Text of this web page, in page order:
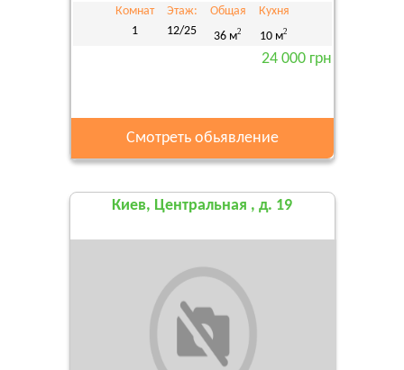
Комнат
1
Этаж:
12/25
Общая
36 м2
Кухня
10 м2
24 000 грн
Смотреть обьявление
Киев, Центральная , д. 19